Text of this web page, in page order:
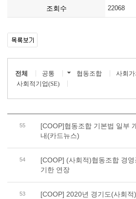
조회수 22068
전체 공통 협동조합
사회가
사회적기업(SE)
55
[COOP]협동조합 기본법 일부
내(카드뉴스)
54
[COOP] (사회적)협동조합 경영
기한 연장
53
[COOP] 2020년 경기도(사회적